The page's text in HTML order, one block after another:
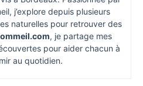
j’explore depuis plusieurs
naturelles pour retrouver des
, je partage mes
pour aider chacun à
au quotidien.